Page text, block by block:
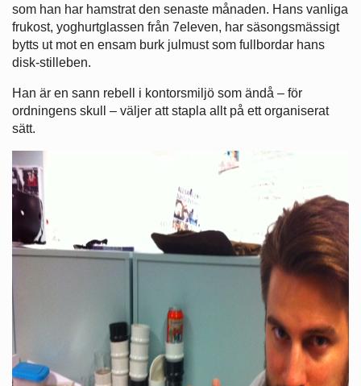
som han har hamstrat den senaste månaden. Hans vanliga
frukost, yoghurtglassen från 7eleven, har säsongsmässigt
bytts ut mot en ensam burk julmust som fullbordar hans
disk-stilleben.
Han är en sann rebell i kontorsmiljö som ändå – för
ordningens skull – väljer att stapla allt på ett organiserat
sätt.